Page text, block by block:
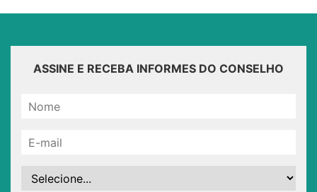
ASSINE E RECEBA INFORMES DO CONSELHO